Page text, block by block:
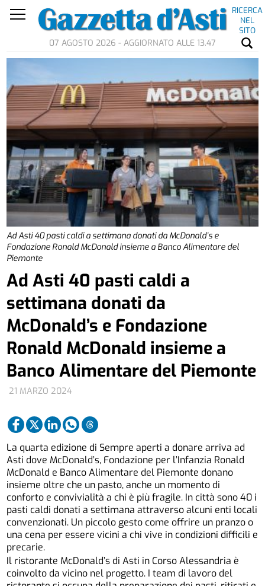
RICERCA
NEL
SITO
07 AGOSTO 2026 - AGGIORNATO ALLE 13.47
Ad Asti 40 pasti caldi a settimana donati da McDonald’s e
Fondazione Ronald McDonald insieme a Banco Alimentare del
Piemonte
21 MARZO 2024
Ad Asti 40 pasti caldi a
settimana donati da
McDonald’s e Fondazione
Ronald McDonald insieme a
Banco Alimentare del Piemonte
La quarta edizione di Sempre aperti a donare arriva ad
Asti dove McDonald’s, Fondazione per l’Infanzia Ronald
McDonald e Banco Alimentare del Piemonte donano
insieme oltre che un pasto, anche un momento di
conforto e convivialità a chi è più fragile. In città sono 40 i
pasti caldi donati a settimana attraverso alcuni enti locali
convenzionati. Un piccolo gesto come offrire un pranzo o
una cena per essere vicini a chi vive in condizioni difficili e
precarie.
Il ristorante McDonald’s di Asti in Corso Alessandria è
coinvolto da vicino nel progetto. I team di lavoro del